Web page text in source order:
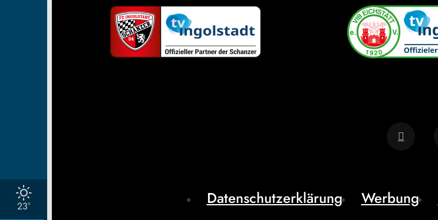
23° Datenschutzerklärung Werbung